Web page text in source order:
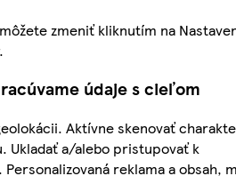
zmeniť kliknutím na
údaje s cieľom
Aktívne skenovať
Ukladať a/alebo pristupovať k
reklama a obsah,